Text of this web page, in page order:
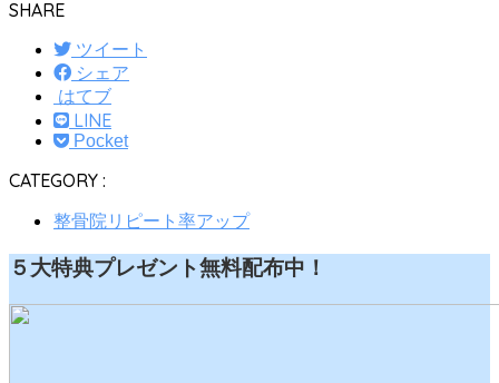
SHARE
ツイート
シェア
はてブ
LINE
Pocket
CATEGORY :
整骨院リピート率アップ
５大特典プレゼント無料配布中！